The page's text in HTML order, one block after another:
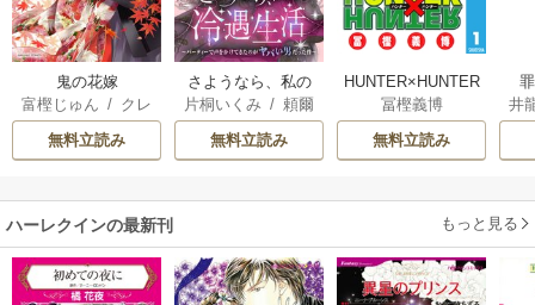
鬼の花嫁
富樫じゅん / クレ
ハ
無料立読み
さようなら、私の
冷遇生活 ～パーテ
ィーで声をかけて
きたのがヤバい男
片桐いくみ /頼爾
無料立読み
HUNTER×HUNTER
モノクロ版
冨樫義博
無料立読み
井
ハーレクインの最新刊 もっと見る